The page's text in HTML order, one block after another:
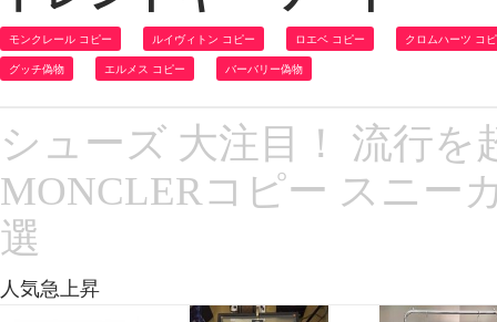
モンクレール コピー ルイヴィトン コピー ロエベ コピー クロムハーツ コ
グッチ偽物 エルメス コピー バーバリー偽物
シューズ 大注目！ 流行を
MONCLERコピー スニー
選
人気急上昇